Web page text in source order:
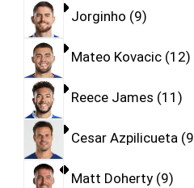
Jorginho 9
Mateo Kovacic 12
Reece James 11
Cesar Azpilicueta 9
Matt Doherty 9